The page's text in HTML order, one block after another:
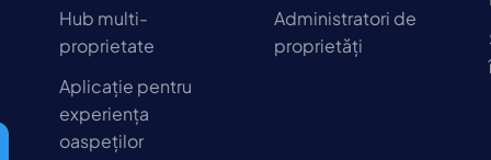
Hub multi-
proprietate
Aplicație pentru
experiența
oaspeților
Administratori de
proprietăți